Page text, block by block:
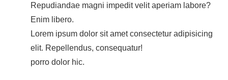
Repudiandae magni impedit velit aperiam labore?
Enim libero.
Lorem ipsum dolor sit amet consectetur adipisicing
elit. Repellendus, consequatur!
porro dolor hic.